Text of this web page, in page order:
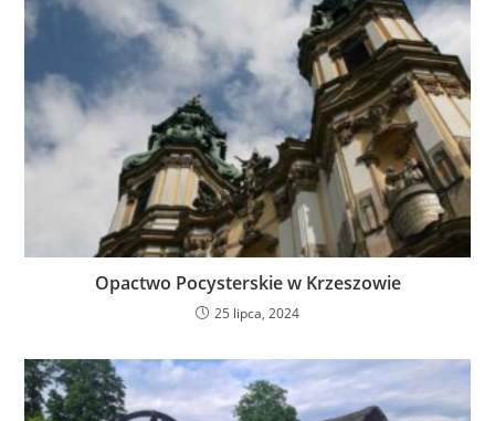
Opactwo Pocysterskie w Krzeszowie
25 lipca, 2024